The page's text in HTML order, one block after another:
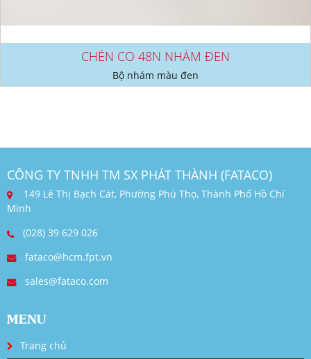
CHÉN CO 48N NHÁM ĐEN
Bộ nhám màu đen
CÔNG TY TNHH TM SX PHÁT THÀNH (FATACO)
149 Lê Thị Bạch Cát, Phường Phú Thọ, Thành Phố Hồ Chí
Minh
(028) 39 629 026
fataco@hcm.fpt.vn
sales@fataco.com
MENU
Trang chủ